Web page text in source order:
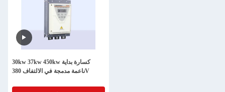
30kw 37kw 450kw كسارة بداية
ناعمة مدمجة في الالتفاف 380V